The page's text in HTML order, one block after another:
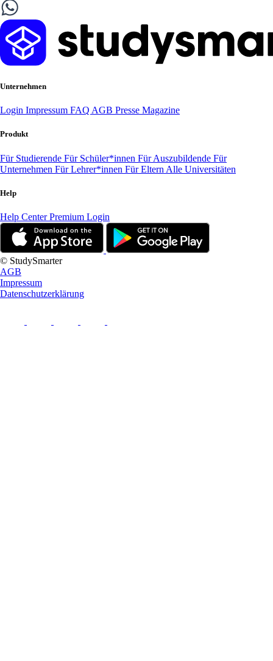
Unternehmen
Login Impressum FAQ AGB Presse Magazine
Produkt
Für Studierende Für Schüler*innen Für Auszubildende Für
Unternehmen Für Lehrer*innen Für Eltern Alle Universitäten
Help
Help CenterPremium Login
© StudySmarter
AGB
Impressum
Datenschutzerklärung